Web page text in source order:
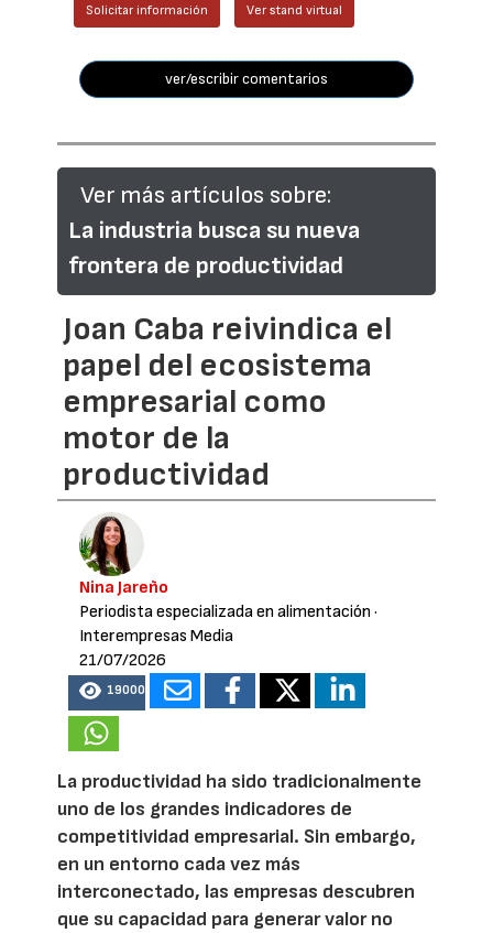
Solicitar información Ver stand virtual
ver/escribir comentarios
Ver más artículos sobre:
La industria busca su nueva
frontera de productividad
Joan Caba reivindica el
papel del ecosistema
empresarial como
motor de la
productividad
Nina Jareño
Periodista especializada en alimentación ·
Interempresas Media
21/07/2026
19000
La productividad ha sido tradicionalmente
uno de los grandes indicadores de
competitividad empresarial. Sin embargo,
en un entorno cada vez más
interconectado, las empresas descubren
que su capacidad para generar valor no